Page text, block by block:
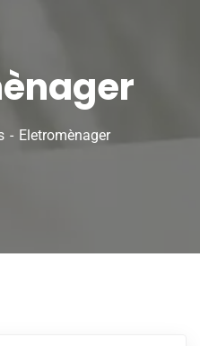
Eletromènager